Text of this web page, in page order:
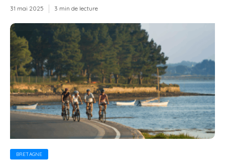
31 mai 2025 3 min de lecture
BRETAGNE